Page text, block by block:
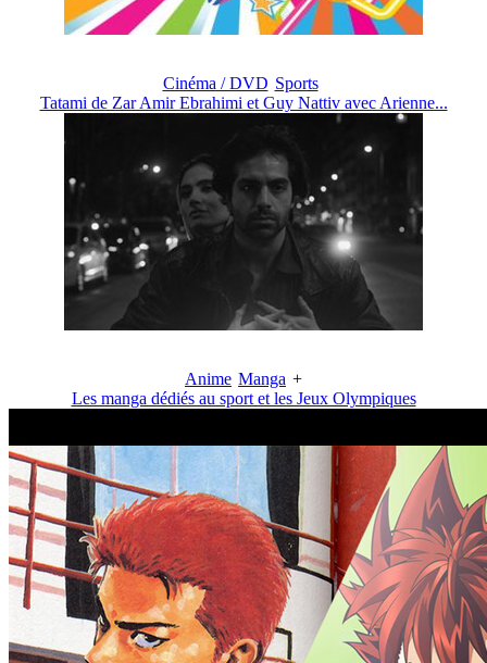
Cinéma / DVD Sports
Tatami de Zar Amir Ebrahimi et Guy Nattiv avec Arienne...
Anime Manga +
Les manga dédiés au sport et les Jeux Olympiques